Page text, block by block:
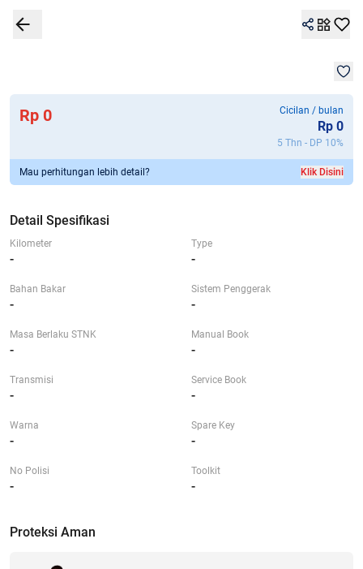
Detail Spesifikasi Bandingkan 1/1
Rp 0 Cicilan / bulan
Rp 0
5 Thn - DP 10%
Mau perhitungan lebih detail? Klik Disini
Detail Spesifikasi
Kilometer
-
Type
-
Bahan Bakar
-
Sistem Penggerak
-
Masa Berlaku STNK
-
Manual Book
-
Transmisi
-
Service Book
-
Warna
-
Spare Key
-
No Polisi
-
Toolkit
-
Proteksi Aman